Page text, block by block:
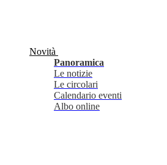
Novità
Panoramica
Le notizie
Le circolari
Calendario eventi
Albo online